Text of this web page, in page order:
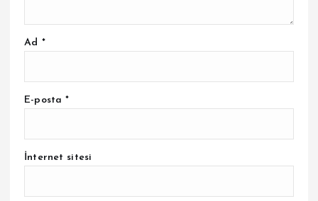
Ad *
E-posta*
İnternet sitesi